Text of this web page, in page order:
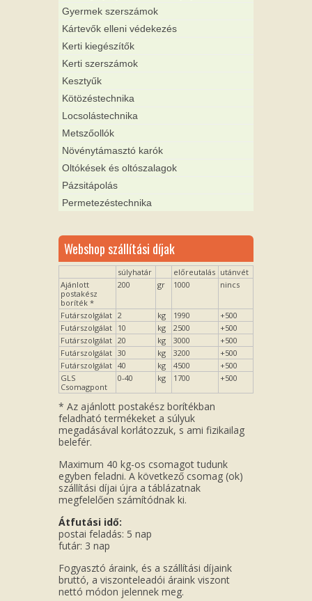
Gyermek szerszámok
Kártevők elleni védekezés
Kerti kiegészítők
Kerti szerszámok
Kesztyűk
Kötözéstechnika
Locsolástechnika
Metszőollók
Növénytámasztó karók
Oltókések és oltószalagok
Pázsitápolás
Permetezéstechnika
Webshop szállítási díjak
súlyhatár előreutalás utánvét
Ajánlott
postakész
boríték *
200 gr 1000 nincs
Futárszolgálat 2 kg 1990
+500
Futárszolgálat 10 kg 2500
+500
Futárszolgálat 20 kg 3000
+500
Futárszolgálat 30 kg 3200
+500
Futárszolgálat 40 kg 4500
+500
GLS
Csomagpont
0-40 kg 1700 +500
* Az ajánlott postakész borítékban
feladható termékeket a súlyuk
megadásával korlátozzuk, s ami fizikailag
belefér.
Maximum 40 kg-os csomagot tudunk
egyben feladni. A következő csomag (ok)
szállítási díjai újra a táblázatnak
megfelelően számítódnak ki.
Átfutási idő:
postai feladás: 5 nap
futár: 3 nap
Fogyasztó áraink, és a szállítási díjaink
bruttó, a viszonteleadói áraink viszont
nettó módon jelennek meg.